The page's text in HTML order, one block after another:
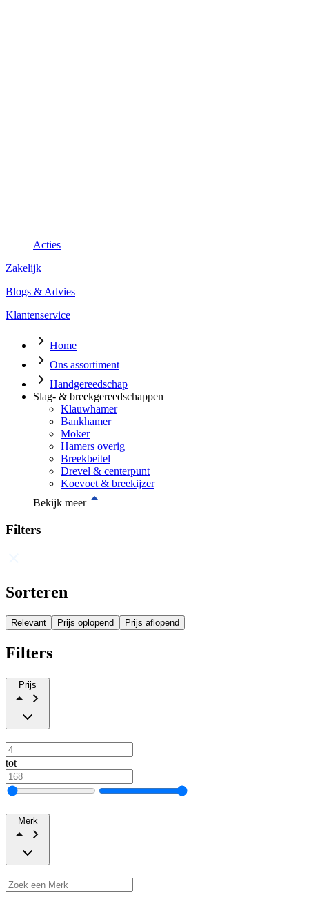
Acties
Zakelijk
Blogs & Advies
Klantenservice
Home
Ons assortiment
Handgereedschap
Slag- & breekgereedschappen
Klauwhamer
Bankhamer
Moker
Hamers overig
Breekbeitel
Drevel & centerpunt
Koevoet & breekijzer
Bekijk meer
Filters
Sorteren
Relevant Prijs oplopend Prijs aflopend
Filters
Prijs
tot
Merk